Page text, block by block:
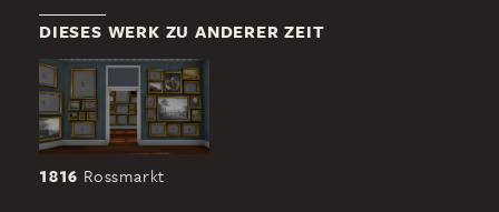
DIESES WERK ZU ANDERER ZEIT
1816 Rossmarkt